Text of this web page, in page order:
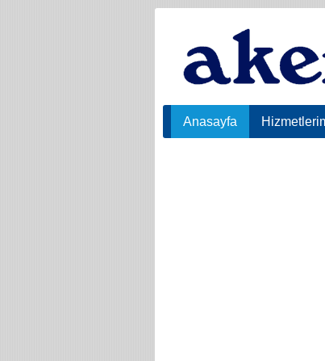
Anasayfa